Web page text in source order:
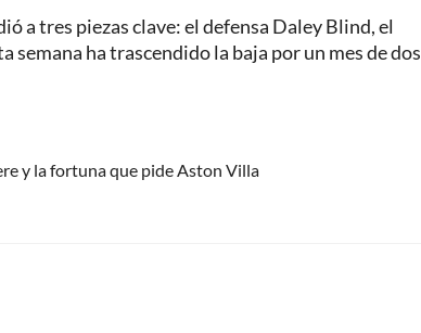
a tres piezas clave: el defensa Daley Blind, el
ha trascendido la baja por un mes de dos
y la fortuna que pide Aston Villa